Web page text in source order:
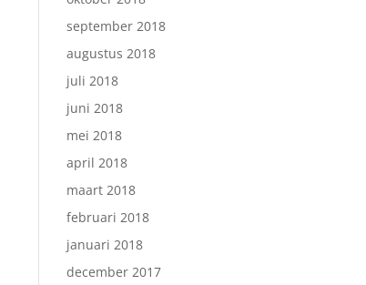
september 2018
augustus 2018
juli 2018
juni 2018
mei 2018
april 2018
maart 2018
februari 2018
januari 2018
december 2017